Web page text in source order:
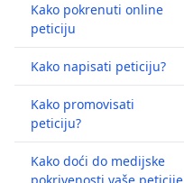
Kako pokrenuti online
peticiju
Kako napisati peticiju?
Kako promovisati
peticiju?
Kako doći do medijske